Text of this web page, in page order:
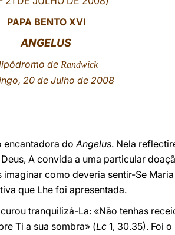
PAPA BENTO XVI
ANGELUS
de Randwick
20 de Julho de 2008
encantadora doAngelus. Nela
A convida a uma particular
como deveria sentir-Se
que Lhe foi apresentada.
tranquilizá-La: «Não tenhas
Ti a sua sombra» (Lc 1, 30.35). Foi